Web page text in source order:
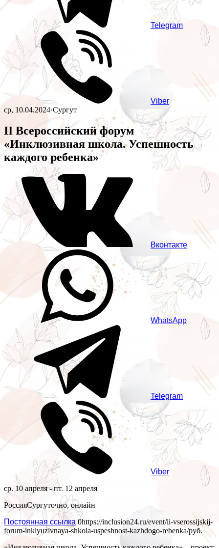
Telegram
Viber
ср, 10.04.2024·Сургут
II Всероссийский форум
«Инклюзивная школа. Успешность
каждого ребенка»
Вконтакте
WhatsApp
Telegram
Viber
ср. 10 апреля - пт. 12 апреля
РоссияСургуточно, онлайн
Постоянная ссылка 0https://inclusion24.ru/event/ii-vserossijskij-
forum-inklyuzivnaya-shkola-uspeshnost-kazhdogo-rebenka/руб.